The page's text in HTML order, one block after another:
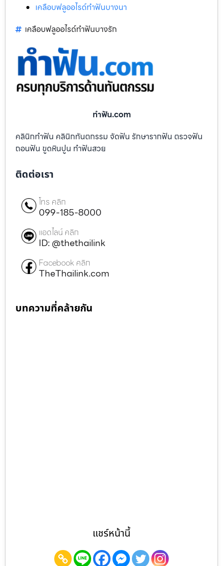
เคลือบฟลูออไรด์ทำฟันบางนา
เคลือบฟลูออไรด์ทำฟันบางรัก
ทําฟัน.com
คลินิกทำฟัน คลินิกทันตกรรม จัดฟัน รักษารากฟัน ตรวจฟัน
ถอนฟัน ขูดหินปูน ทำฟันสวย
ติดต่อเรา
โทร คลิก
099-185-8000
แอดไลน์ คลิก
ID: @thethailink
Facebook คลิก
TheThailink.com
บทความที่คล้ายกัน
แชร์หน้านี้